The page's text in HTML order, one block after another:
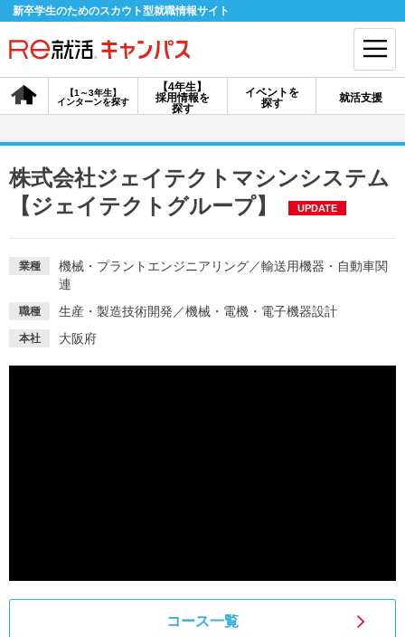
新卒学生のためのスカウト型就職情報サイト
【4年生】
採用情報を
探す
【1～3年生】
インターンを探す
イベントを
探す
就活支援
会員登録 ログイン
探す
【4年生】
採用情報を探す
説明会を探す
【1～3年生】
インターンを探す
イベントを探す
就活時事ニュースを更新 不明点があればこちら
株式会社ジェイテクトマシンシステム
【ジェイテクトグループ】
UPDATE
業種 機械・プラントエンジニアリング／輸送用機器・自動車関
連
職種 生産・製造技術開発 ／機械・電機・電子機器設計
本社 大阪府
コース一覧